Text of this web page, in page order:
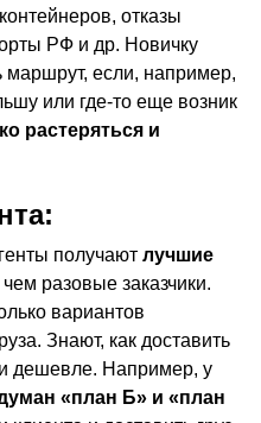
отказы
РФ и др. Новичку
маршрут, если, например,
или где-то еще возник
растеряться и
получают лучшие
чем разовые заказчики.
вариантов
Знают, как доставить
дешевле. Например, у
«план Б» и «план